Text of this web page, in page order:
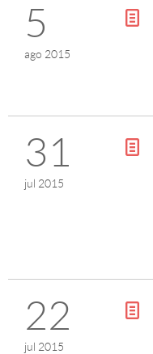
5
ago 2015
g
31
jul 2015
g
22
jul 2015
g